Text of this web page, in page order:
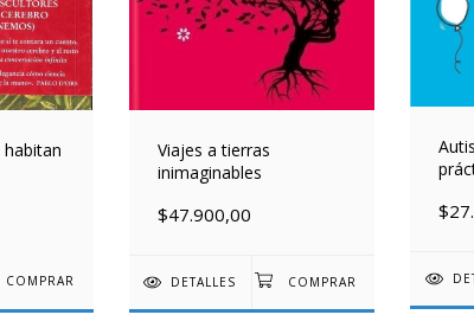
habitan
Viajes a tierras
inimaginables
$47.900,00
DETALLES